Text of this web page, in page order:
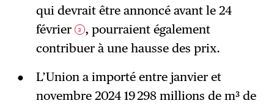
qui devrait être annoncé avant le 24
février
3 , pourraient également
contribuer à une hausse des prix.
L’Union a importé entre janvier et
novembre 2024 19 298 millions de m³ de